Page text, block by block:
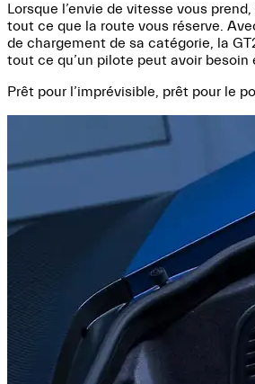
Lorsque l’envie de vitesse vous
tout ce que la route vous réserve.
de chargement de sa catégorie, la
tout ce qu’un pilote peut avoir besoin
Prêt pour l’imprévisible, prêt pour le